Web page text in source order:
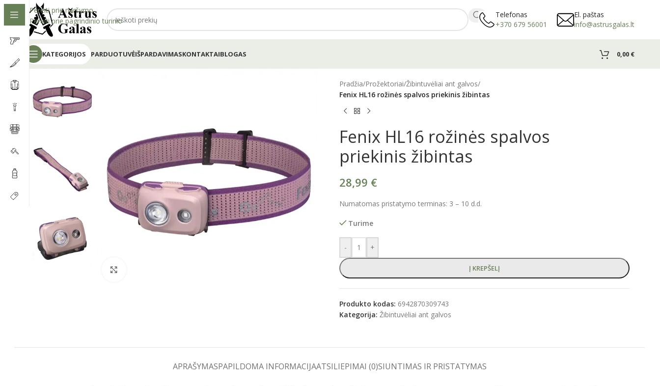
Pereiti prie naršymo
Pereiti prie pagrindinio turinio
Telefonas
+370 679 56001
El. paštas
info@astrusgalas.lt
KATEGORIJOS PARDUOTUVĖIŠPARDAVIMASKONTAKTAIBLOGAS 0,00 €
Pradžia/Prožektoriai/Žibintuvėliai ant galvos/
Fenix HL16 rožinės spalvos priekinis žibintas
Fenix HL16 rožinės spalvos
priekinis žibintas
28,99 €
Numatomas pristatymo terminas: 3 – 10 d.d.
Turime
- +
Į KREPŠELĮ
Produkto kodas: 6942870309743
Kategorija: Žibintuvėliai ant galvos
APRAŠYMASPAPILDOMA INFORMACIJAATSILIEPIMAI (0)SIUNTIMAS IR PRISTATYMAS